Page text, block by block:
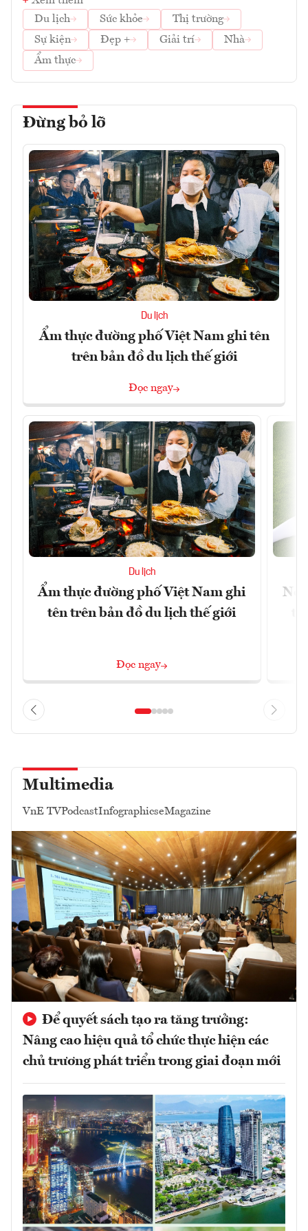
Du lịch
Sức khỏe
Thị trường
Sự kiện
Đẹp + Giải trí
Nhà
Ẩm thực
Đừng bỏ lỡ
Du lịch
Ẩm thực đường phố Việt Nam ghi tên
trên bản đồ du lịch thế giới
Đọc ngay
Du lịch
Ẩm thực đường phố Việt Nam ghi
tên trên bản đồ du lịch thế giới
Đọc ngay
Multimedia
VnE TVPodcastInfographicseMagazine
Để quyết sách tạo ra tăng trưởng:
Nâng cao hiệu quả tổ chức thực hiện các
chủ trương phát triển trong giai đoạn mới